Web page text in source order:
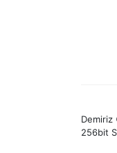
Demiriz
256bit